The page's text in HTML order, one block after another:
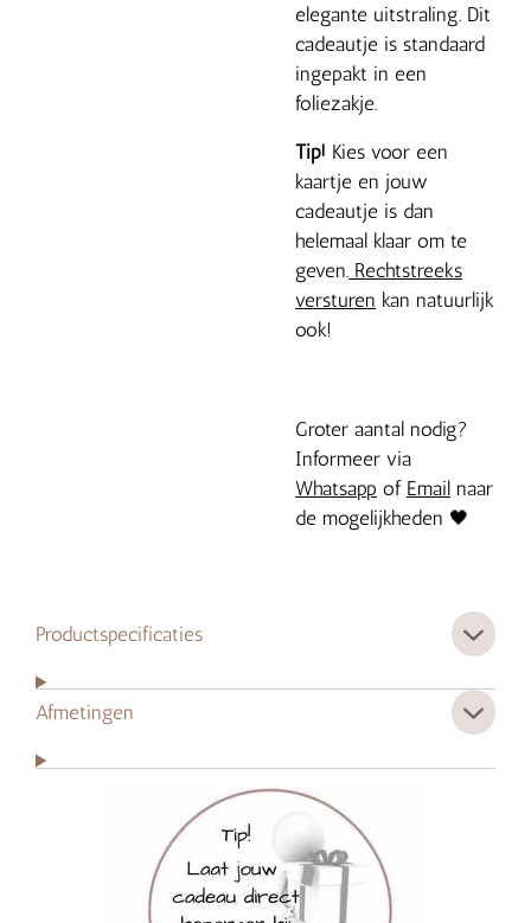
elegante uitstraling. Dit
cadeautje is standaard
ingepakt in een
foliezakje.
Tip! Kies voor een
kaartje en jouw
cadeautje is dan
helemaal klaar om te
geven. Rechtstreeks
versturen kan natuurlijk
ook!
Groter aantal nodig?
Informeer via
Whatsapp of Email naar
de mogelijkheden 🖤
Productspecificaties
Afmetingen